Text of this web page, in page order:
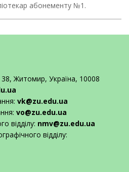
абонементу №1.
Житомир, Україна, 10008
vk@zu.edu.ua
vo@zu.edu.ua
відділу: nmv@zu.edu.ua
відділу: